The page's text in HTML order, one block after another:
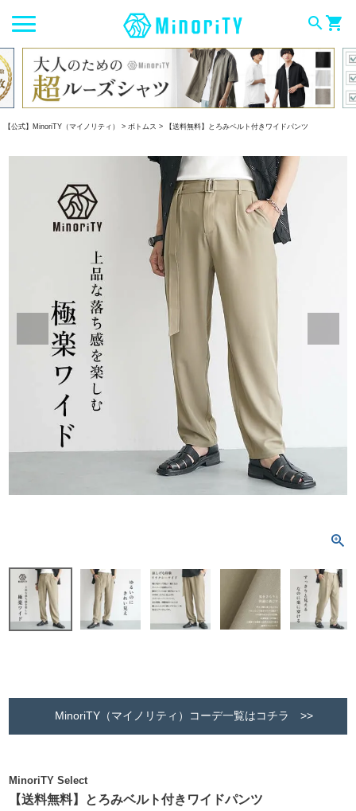
searchshopping_cart
【公式】MinoriTY（マイノリティ） ボトムス 【送料無料】とろみベルト付きワイドパンツ
MinoriTY（マイノリティ）コーデ一覧はコチラ >>
MinoriTY Select
【送料無料】とろみベルト付きワイドパンツ